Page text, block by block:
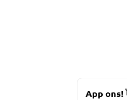
App ons!